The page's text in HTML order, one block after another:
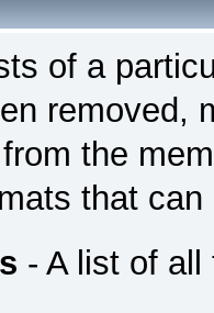
of a
removed,
from the
that can
- A list of